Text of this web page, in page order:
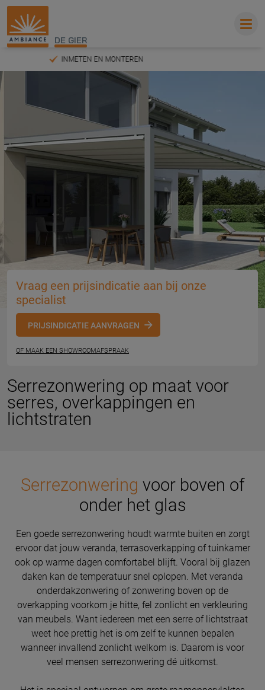
DE GIER
SMART HOME READY
Vraag een prijsindicatie aan bij onze
specialist
PRIJSINDICATIE AANVRAGEN
OF MAAK EEN SHOWROOMAFSPRAAK
Serrezonwering op maat voor
serres, overkappingen en
lichtstraten
Serrezonwering voor boven of
onder het glas
Een goede serrezonwering houdt warmte buiten en zorgt
ervoor dat jouw veranda, terrasoverkapping of tuinkamer
ook op warme dagen comfortabel blijft. Vooral bij glazen
daken kan de temperatuur snel oplopen. Met veranda
onderdakzonwering of zonwering boven op de
overkapping voorkom je hitte, fel zonlicht en verkleuring
van meubels. Want iedereen met een serre of lichtstraat
weet hoe prettig het is om zelf te kunnen bepalen
wanneer invallend zonlicht welkom is. Daarom is voor
veel mensen serrezonwering dé uitkomst.